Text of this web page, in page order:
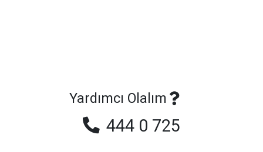
Yardımcı Olalım
444 0 725